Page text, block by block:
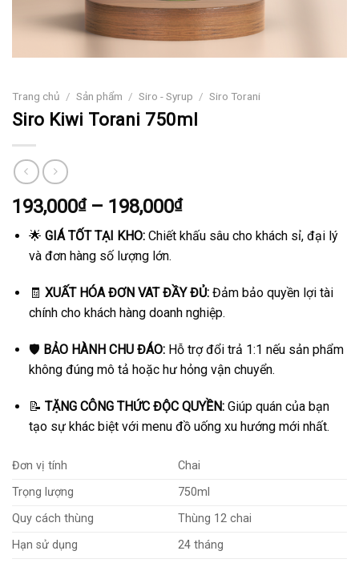
Trang chủ / Sản phẩm / Siro - Syrup / Siro Torani
Siro Kiwi Torani 750ml
193,000₫ – 198,000₫Khoảng
giá:
từ
đến
198,000₫
🌟 GIÁ TỐT TẠI KHO:Chiết khấu sâu cho khách sỉ, đại lý
và đơn hàng số lượng lớn.
🧾 XUẤT HÓA ĐƠN VAT ĐẦY ĐỦ:Đảm bảo quyền lợi tài
chính cho khách hàng doanh nghiệp.
🛡️ BẢO HÀNH CHU ĐÁO:Hỗ trợ đổi trả 1:1 nếu sản phẩm
không đúng mô tả hoặc hư hỏng vận chuyển.
📝 TẶNG CÔNG THỨC ĐỘC QUYỀN:Giúp quán của bạn
tạo sự khác biệt với menu đồ uống xu hướng mới nhất.
Đơn vị tính
Chai
Trọng lượng
750ml
Quy cách thùng
Thùng 12 chai
Hạn sử dụng
24 tháng